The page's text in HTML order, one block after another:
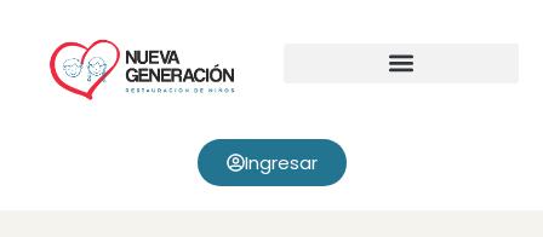
Ingresar